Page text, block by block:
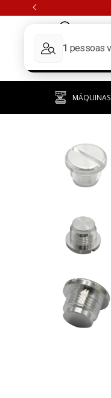
MÁQUINAS